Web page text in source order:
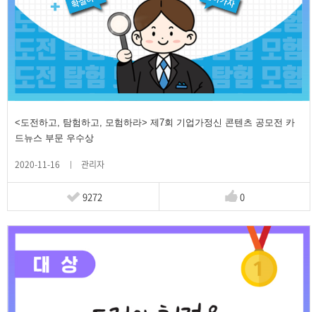
<도전하고, 탐험하고, 모험하라> 제7회 기업가정신 콘텐츠 공모전 카
드뉴스 부문 우수상
2020-11-16 관리자
9272 0